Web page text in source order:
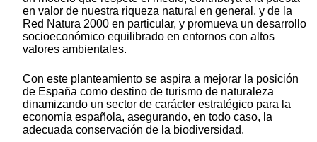
en valor de nuestra riqueza natural en general, y de la
Red Natura 2000 en particular, y promueva un desarrollo
socioeconómico equilibrado en entornos con altos
valores ambientales.
Con este planteamiento se aspira a mejorar la posición
de España como destino de turismo de naturaleza
dinamizando un sector de carácter estratégico para la
economía española, asegurando, en todo caso, la
adecuada conservación de la biodiversidad.